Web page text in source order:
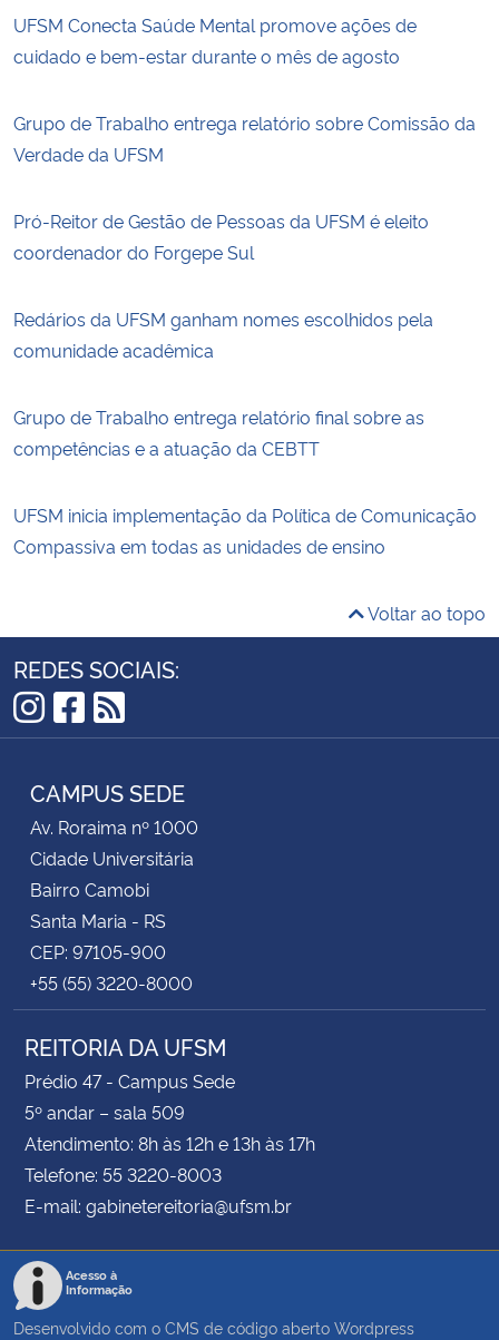
UFSM Conecta Saúde Mental promove ações de
cuidado e bem-estar durante o mês de agosto
Grupo de Trabalho entrega relatório sobre Comissão da
Verdade da UFSM
Pró-Reitor de Gestão de Pessoas da UFSM é eleito
coordenador do Forgepe Sul
Redários da UFSM ganham nomes escolhidos pela
comunidade acadêmica
Grupo de Trabalho entrega relatório final sobre as
competências e a atuação da CEBTT
UFSM inicia implementação da Política de Comunicação
Compassiva em todas as unidades de ensino
Voltar ao topo
REDES SOCIAIS:
Instagram
Facebook
RSS
CAMPUS SEDE
Av. Roraima nº 1000
Cidade Universitária
Bairro Camobi
Santa Maria - RS
CEP: 97105-900
+55 (55) 3220-8000
REITORIA DA UFSM
Prédio 47 - Campus Sede
5º andar – sala 509
Atendimento: 8h às 12h e 13h às 17h
Telefone: 55 3220-8003
E-mail: gabinetereitoria@ufsm.br
Acesso à
Informação
Desenvolvido com o CMS de código aberto Wordpress